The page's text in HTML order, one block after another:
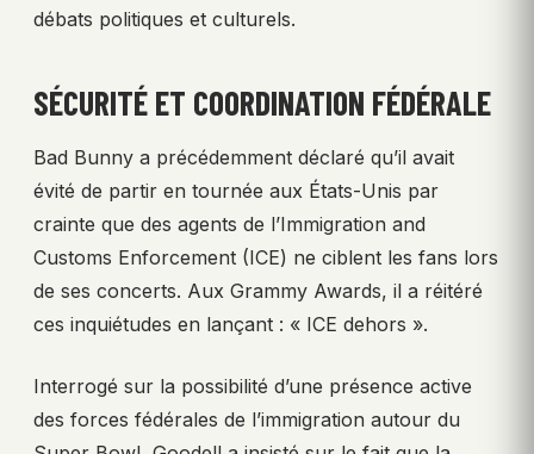
débats politiques et culturels.
SÉCURITÉ ET COORDINATION FÉDÉRALE
Bad Bunny a précédemment déclaré qu’il avait
évité de partir en tournée aux États-Unis par
crainte que des agents de l’Immigration and
Customs Enforcement (ICE) ne ciblent les fans lors
de ses concerts. Aux Grammy Awards, il a réitéré
ces inquiétudes en lançant : « ICE dehors ».
Interrogé sur la possibilité d’une présence active
des forces fédérales de l’immigration autour du